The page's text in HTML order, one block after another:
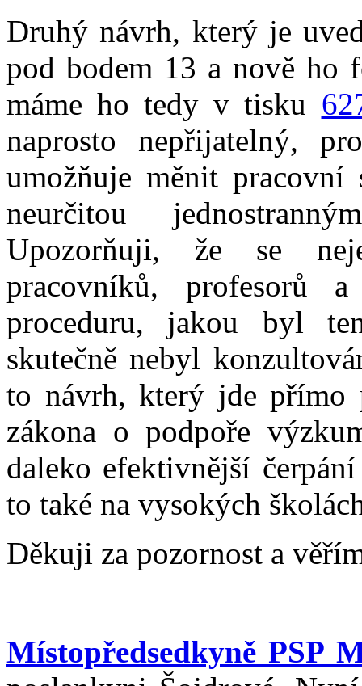
Druhý návrh, který je
pod bodem 13 a nově ho
máme ho tedy v tisku
naprosto nepřijatelný,
umožňuje měnit
neurčitou
Upozorňuji, že se
pracovníků, profesorů
proceduru, jakou byl
skutečně nebyl
to návrh, který jde přímo
zákona o podpoře
daleko efektivnější
to také na vysokých
Děkuji za pozornost a
Místopředsedkyně PSP